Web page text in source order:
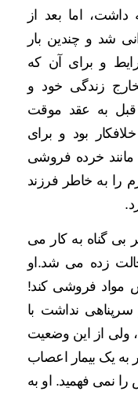
اما بعد از
شد و چندین بار
و برای آن که
زندگی خود و
کند از ۲ سال قبل به عقد موقت
بود و برای
خرده فروشی
را به خاطر فرزند
بی گناه به کار می
زده می شد.او
مواد فروشی کند!
نداشت با
ولی از این وضعیت
به یک بیمار اعصاب
نمی فهمید. او به